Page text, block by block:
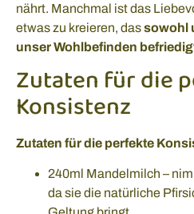
nährt. Manchmal ist das
etwas zu kreieren, dassowohl
unser Wohlbefinden
Zutaten für die
Konsistenz
Zutaten für die perfekte
240ml Mandelmilch –
da sie die natürliche